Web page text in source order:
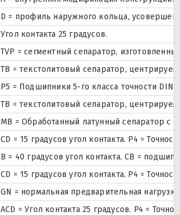
D = профиль наружного кольца,
Угол контакта 25 градусов.
TVP = сегментный сепаратор,
ТВ = текстолитовый сепаратор,
P5 = Подшипники 5-го класса точности DIN
ТВ = текстолитовый сепаратор,
MB = Обработанный латунный сепаратор с
CD = 15 градусов угол контакта. P4 =
B = 40 градусов угол контакта. CB =
CD = 15 градусов угол контакта. P4 =
GN = нормальная предварительная
ACD = Угол контакта 25 градусов. P4 =